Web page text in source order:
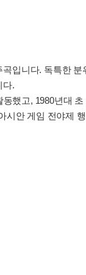
입니다. 독특한
다.
했고, 1980년대
시안 게임 전야제